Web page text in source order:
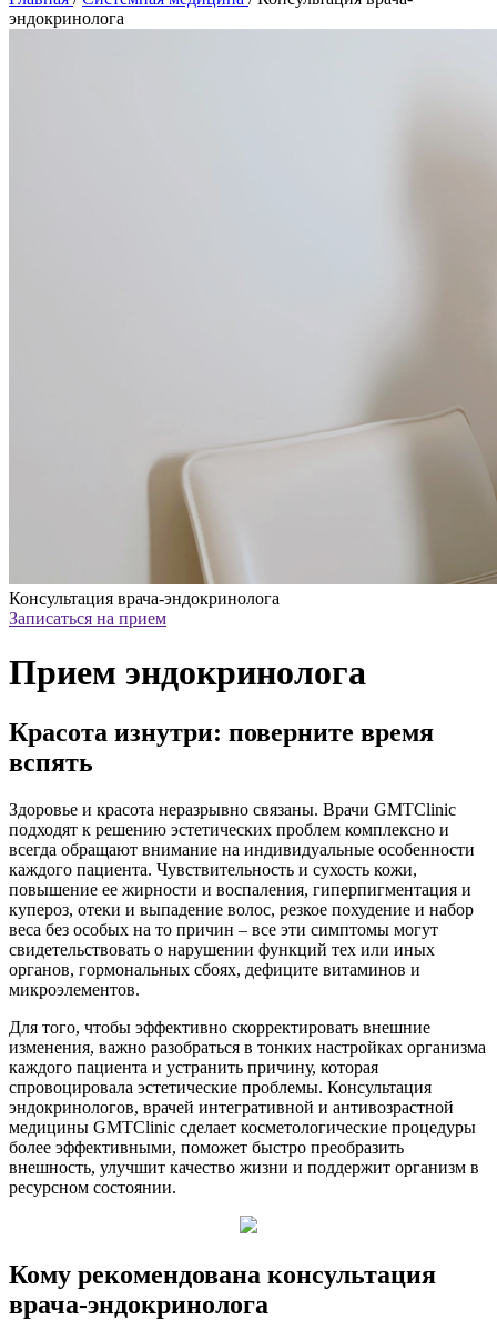
эндокринолога
Консультация врача-эндокринолога
Записаться на прием
Прием эндокринолога
Красота изнутри: поверните время
вспять
Здоровье и красота неразрывно связаны. Врачи GMTClinic
подходят к решению эстетических проблем комплексно и
всегда обращают внимание на индивидуальные особенности
каждого пациента. Чувствительность и сухость кожи,
повышение ее жирности и воспаления, гиперпигментация и
купероз, отеки и выпадение волос, резкое похудение и набор
веса без особых на то причин – все эти симптомы могут
свидетельствовать о нарушении функций тех или иных
органов, гормональных сбоях, дефиците витаминов и
микроэлементов.
Для того, чтобы эффективно скорректировать внешние
изменения, важно разобраться в тонких настройках организма
каждого пациента и устранить причину, которая
спровоцировала эстетические проблемы. Консультация
эндокринологов, врачей интегративной и антивозрастной
медицины GMTClinic сделает косметологические процедуры
более эффективными, поможет быстро преобразить
внешность, улучшит качество жизни и поддержит организм в
ресурсном состоянии.
Кому рекомендована консультация
врача-эндокринолога